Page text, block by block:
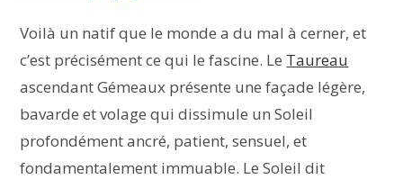
Voilà un natif que le monde a du mal à cerner, et
c’est précisément ce qui le fascine. Le Taureau
ascendant Gémeaux présente une façade légère,
bavarde et volage qui dissimule un Soleil
profondément ancré, patient, sensuel, et
fondamentalement immuable. Le Soleil dit